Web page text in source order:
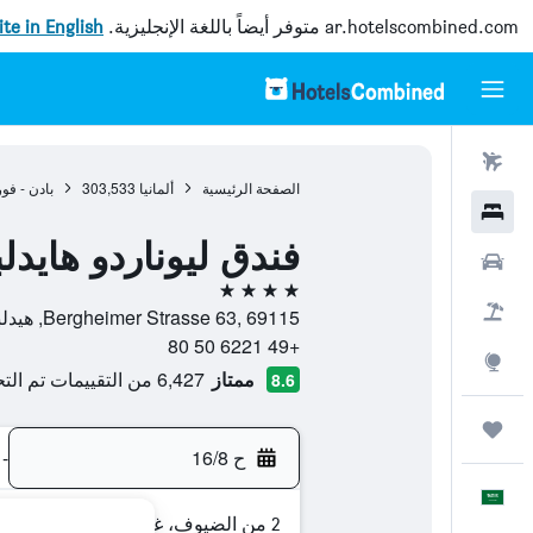
ar.hotelscombined.com متوفر أيضاً باللغة الإنجليزية. in English
الصفحة الرئيسية ألمانيا 303,533 بادن -
فندق ليوناردو
4 نجوم
Bergheimer Strasse 63, 69115, هيدلبرغ, بادن - فورتمبيرغ, ألمانيا
+49 6221 50 80
8.6 ممتاز 6,427 من التقييمات تم التحقق منها
ح 16/8 -
2 من الضيوف، غرفة واحدة